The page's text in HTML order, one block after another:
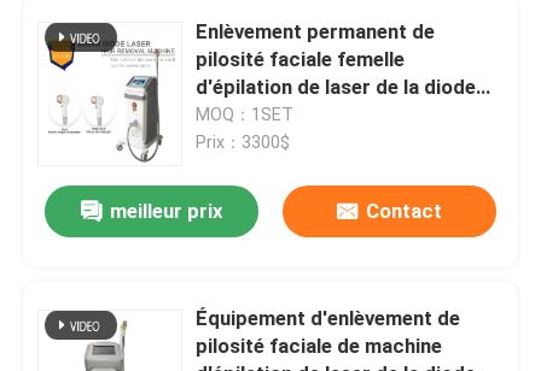
Enlèvement permanent de
pilosité faciale femelle
d'épilation de laser de la diode
808nm de 12 x de 12mm
MOQ：1SET
Prix：3300$
meilleur prix Contact
Équipement d'enlèvement de
pilosité faciale de machine